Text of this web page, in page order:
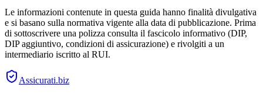
Le informazioni contenute in questa guida hanno finalità divulgativa
e si basano sulla normativa vigente alla data di pubblicazione. Prima
di sottoscrivere una polizza consulta il fascicolo informativo (DIP,
DIP aggiuntivo, condizioni di assicurazione) e rivolgiti a un
intermediario iscritto al RUI.
Assicurati.biz